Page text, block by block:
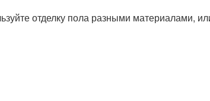
отделку пола разными материалами,